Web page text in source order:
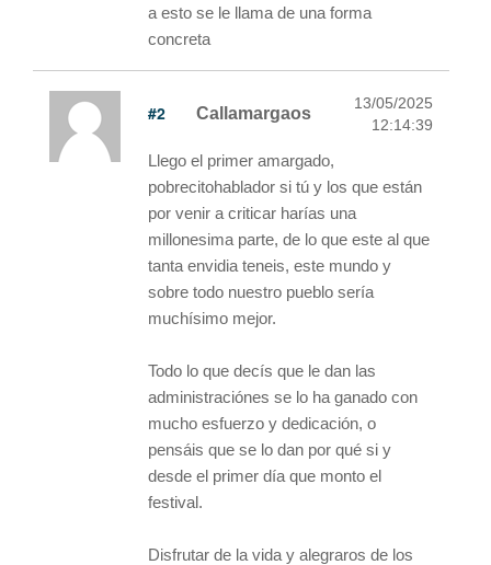
a esto se le llama de una forma
concreta
#2 Callamargaos
13/05/2025
12:14:39
Llego el primer amargado,
pobrecitohablador si tú y los que están
por venir a criticar harías una
millonesima parte, de lo que este al que
tanta envidia teneis, este mundo y
sobre todo nuestro pueblo sería
muchísimo mejor.
Todo lo que decís que le dan las
administraciónes se lo ha ganado con
mucho esfuerzo y dedicación, o
pensáis que se lo dan por qué si y
desde el primer día que monto el
festival.
Disfrutar de la vida y alegraros de los